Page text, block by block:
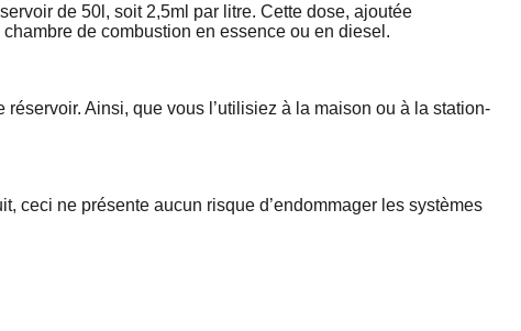
de 50l, soit 2,5ml par litre. Cette dose, ajoutée
de combustion en essence ou en diesel.
Ainsi, que vous l’utilisiez à la maison ou à la station-
ceci ne présente aucun risque d’endommager les systèmes